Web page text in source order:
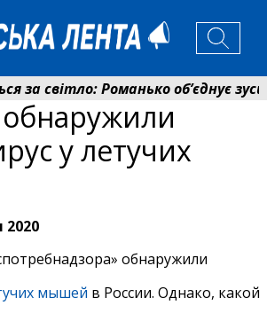
за світло: Романько об’єднує
спрямував 0,2 млрд грн
у летучих
2020
обнаружили
мышей в России. Однако, какой